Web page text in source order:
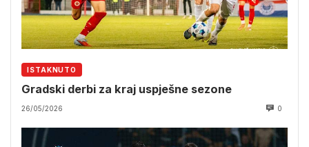
ISTAKNUTO
Gradski derbi za kraj uspješne sezone
26/05/2026 0